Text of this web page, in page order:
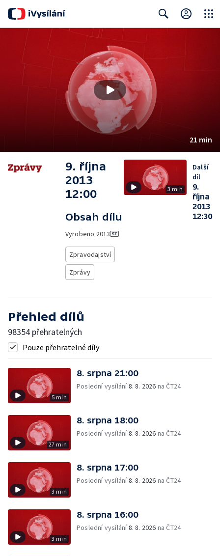
21 min
9. října
2013
12:00
Obsah dílu
Vyrobeno 2013
Zpravodajství
Zprávy
3 min
Další
díl
9.
října
2013
12:30
Přehled dílů
98354 přehratelných
Pouze přehratelné díly
5 min
8. srpna 21:00
Poslední vysílání8. 8. 2026 na ČT24
27 min
8. srpna 18:00
Poslední vysílání8. 8. 2026 na ČT24
3 min
8. srpna 17:00
Poslední vysílání8. 8. 2026 na ČT24
3 min
8. srpna 16:00
Poslední vysílání8. 8. 2026 na ČT24